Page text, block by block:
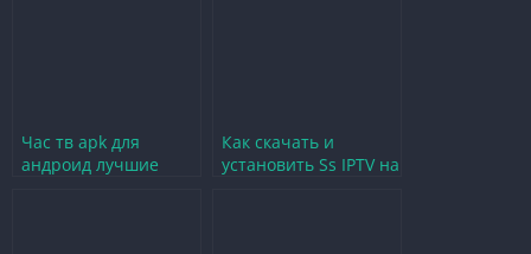
Час тв apk для
андроид лучшие
Как скачать и
установить Ss IPTV на